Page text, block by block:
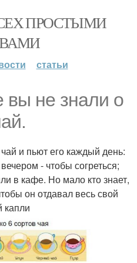
ПРОСТЫМИ
статьи
вы не знали о
и пьют его каждый день:
- чтобы согреться;
в кафе. Но мало кто знает,
он отдавал весь свой
капли